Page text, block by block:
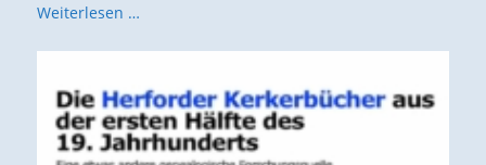
Weiterlesen …